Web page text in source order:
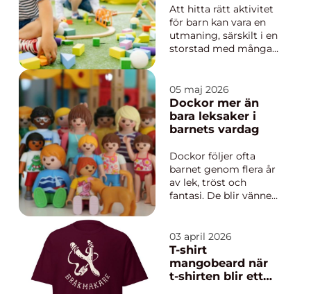
eller bygga upp en
liten besättning av
vaktlar, ...
upplevelse för
hela familjen
Att hitta rätt aktivitet
för barn kan vara en
utmaning, särskilt i en
storstad med många
trygg och
inspirerande miljö där
barn får röra sig fritt,
utforska nya mil...
05 maj 2026
Dockor mer än
bara leksaker i
barnets vardag
Dockor följer ofta
barnet genom flera år
av lek, tröst och
fantasi. De blir vänner
godnattsagor.
Samtidigt är de ett av
de mest utvecklande
leksakerna som finns.
03 april 2026
T-shirt
mangobeard när
t-shirten blir ett